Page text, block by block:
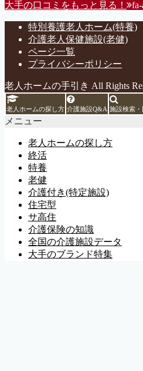
大手の口コミをもっと見る！
特別養護老人ホーム(特養)
介護老人保健施設(老健)
ページ一覧
プライバシーポリシー
老人ホームの手引き All Rights
老人ホームの探し方 介護施設Q&A 施設検索・
メニュー
老人ホームの探し方
終活
特養
老健
介護付き(特定施設)
住宅型
サ高住
介護保険の知識
全国の介護施設データ
大手のブランド特集